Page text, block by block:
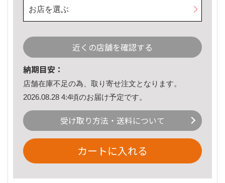
お店を選ぶ
近くの店舗を確認する
納期目安：
店舗在庫不足の為、取り寄せ注文となります。
2026.08.28 4:4頃のお届け予定です。
受け取り方法・送料について
カートに入れる